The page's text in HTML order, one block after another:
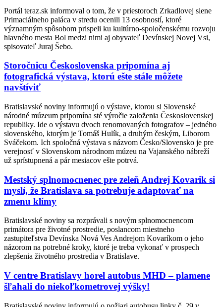
Portál teraz.sk informoval o tom, že v priestoroch Zrkadlovej siene
Primaciálneho paláca v stredu ocenili 13 osobností, ktoré
významným spôsobom prispeli ku kultúrno-spoločenskému rozvoju
hlavného mesta Bol medzi nimi aj obyvateľ Devínskej Novej Vsi,
spisovateľ Juraj Šebo.
Storočnicu Československa pripomína aj
fotografická výstava, ktorú ešte stále môžete
navštíviť
Bratislavské noviny informujú o výstave, ktorou si Slovenské
národné múzeum pripomína sté výročie založenia Československej
republiky. Ide o výstavu dvoch renomovaných fotografov – jedného
slovenského, ktorým je Tomáš Hulík, a druhým českým, Liborom
Sváčekom. Ich spoločná výstava s názvom Česko/Slovensko je pre
verejnosť v Slovenskom národnom múzeu na Vajanského nábreží
už sprístupnená a pár mesiacov ešte potrvá.
Mestský splnomocnenec pre zeleň Andrej Kovarik si
myslí, že Bratislava sa potrebuje adaptovať na
zmenu klímy
Bratislavské noviny sa rozprávali s novým splnomocnencom
primátora pre životné prostredie, poslancom miestneho
zastupiteľstva Devínska Nová Ves Andrejom Kovaríkom o jeho
názorom na potrebné kroky, ktoré je treba vykonať v prospech
zlepšenia životného prostredia v Bratislave.
V centre Bratislavy horel autobus MHD – plamene
šľahali do niekoľkometrovej výšky!